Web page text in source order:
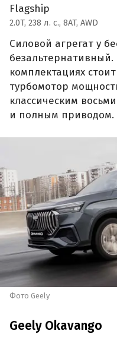
Flagship
2.0T, 238 л. с., 8AT, AWD
Силовой агрегат у
комплектациях
турбомотор
классическим
и полным приводом.
Фото Geely
Geely Okavango